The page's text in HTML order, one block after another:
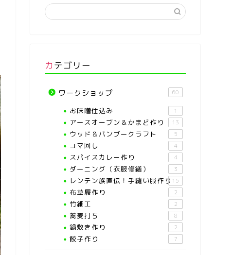
カテゴリー
ワークショップ 60
お味噌仕込み 1
アースオーブン＆かまど作り 13
ウッド＆バンブークラフト 5
コマ回し 4
スパイスカレー作り 4
ダーニング（衣服修繕） 3
レンテン族直伝！手縫い服作り 15
布草履作り 2
竹細工 2
蕎麦打ち 8
鍋敷き作り 2
餃子作り 7